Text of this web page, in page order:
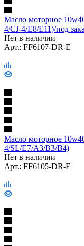
Масло моторное
4/CJ-4/E8/E11)/под
Нет в наличии
Арт.: FF6107-DR-E
Масло моторное
4/SL/E7/A3/B3/B4)
Нет в наличии
Арт.: FF6105-DR-E